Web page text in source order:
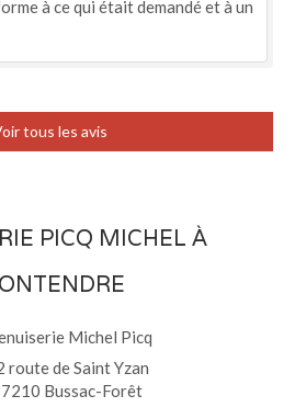
à ce qui était demandé et à un
tous les avis
PICQ MICHEL À
Michel Picq
route de Saint Yzan
Bussac-Forêt